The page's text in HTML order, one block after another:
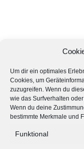
Um dir ein optimales
Cookies, um
zuzugreifen. Wenn du
wie das Surfverhalten
Wenn du deine
bestimmte Merkmale und
Funktional